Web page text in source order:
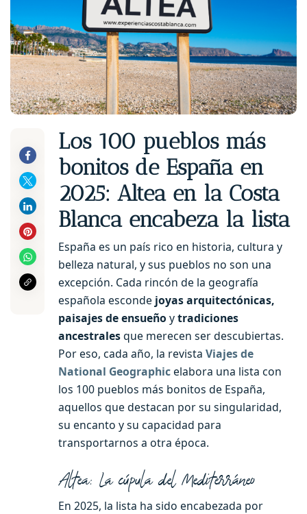
Los 100 pueblos más
bonitos de España en
2025: Altea en la Costa
Blanca encabeza la lista
España es un país rico en historia, cultura y
belleza natural, y sus pueblos no son una
excepción. Cada rincón de la geografía
española esconde joyas arquitectónicas,
paisajes de ensueño ytradiciones
ancestralesque merecen ser descubiertas.
Por eso, cada año, la revista Viajes de
National Geographicelabora una lista con
los 100 pueblos más bonitos de España,
aquellos que destacan por su singularidad,
su encanto y su capacidad para
transportarnos a otra época.
Altea: La cúpula del Mediterráneo
En 2025, la lista ha sido encabezada por